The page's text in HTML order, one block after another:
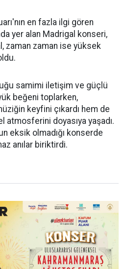
en fazla ilgi gören
yer alan Madrigal konseri,
zaman zaman ise yüksek
samimi iletişim ve güçlü
beğeni toplarken,
keyfini çıkardı hem de
atmosferini doyasıya yaşadı.
eksik olmadığı konserde
anılar biriktirdi.